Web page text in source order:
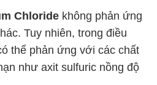
Chloride không phản ứng
Tuy nhiên, trong điều
thể phản ứng với các chất
như axit sulfuric nồng độ